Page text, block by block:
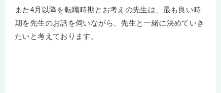
また4月以降を転職時期とお考えの先生は、最も良い時
期を先生のお話を伺いながら、先生と一緒に決めていき
たいと考えております。